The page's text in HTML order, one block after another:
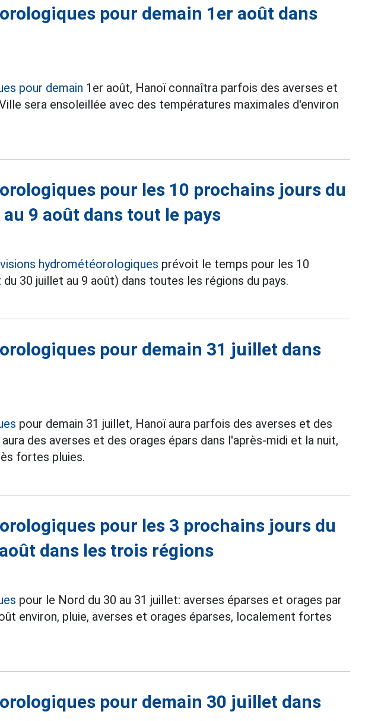
pour demain 1er août dans
pour demain 1er août, Hanoï connaîtra parfois des averses et
sera ensoleillée avec des températures maximales d'environ
pour les 10 prochains jours du
9 août dans tout le pays
hydrométéorologiques prévoit le temps pour les 10
30 juillet au 9 août) dans toutes les régions du pays.
pour demain 31 juillet dans
pour demain 31 juillet, Hanoï aura parfois des averses et des
des averses et des orages épars dans l'après-midi et la nuit,
fortes pluies.
pour les 3 prochains jours du
dans les trois régions
pour le Nord du 30 au 31 juillet: averses éparses et orages par
environ, pluie, averses et orages éparses, localement fortes
pour demain 30 juillet dans